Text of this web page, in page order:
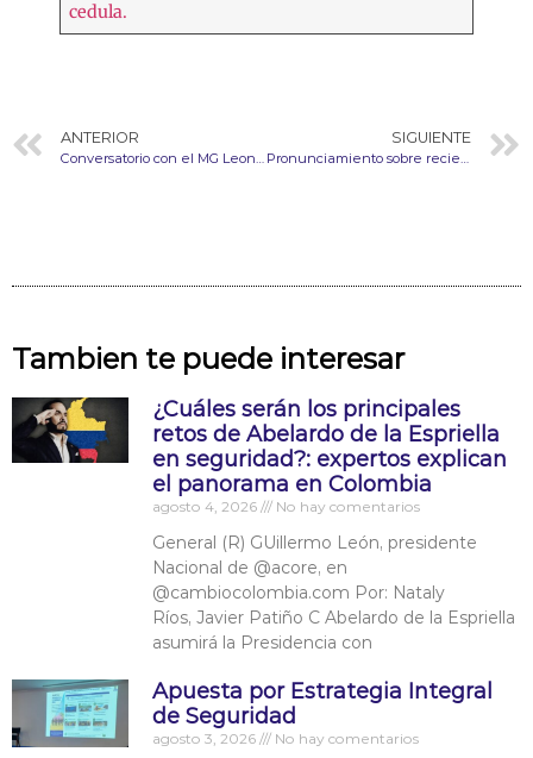
cedula.
ANTERIOR
Conversatorio con el MG Leonardo Pinto
SIGUIENTE
Pronunciamiento sobre recientes disputas públicas entre el Presidente Gustavo Petro y la Fiscalía General de la Nación.
Tambien te puede interesar
¿Cuáles serán los principales
retos de Abelardo de la Espriella
en seguridad?: expertos explican
el panorama en Colombia
agosto 4, 2026 No hay comentarios
General (R) GUillermo León, presidente
Nacional de @acore, en
@cambiocolombia.com Por: Nataly
Ríos, Javier Patiño C Abelardo de la Espriella
asumirá la Presidencia con
Apuesta por Estrategia Integral
de Seguridad
agosto 3, 2026 No hay comentarios